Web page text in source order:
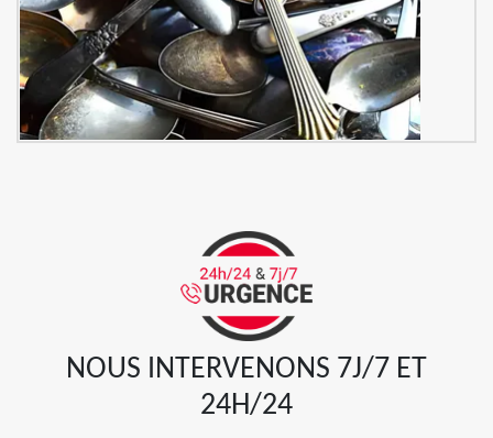
NOUS INTERVENONS 7J/7 ET
24H/24